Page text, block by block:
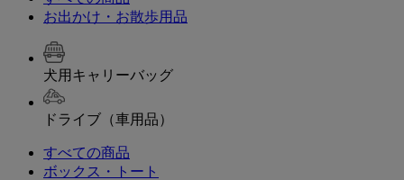
お出かけ・お散歩用品
犬用キャリーバッグ
ドライブ（車用品）
すべての商品
ボックス・トート